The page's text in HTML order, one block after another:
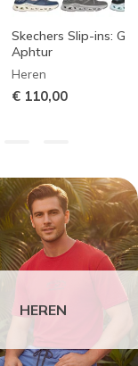
Skechers Slip-ins:
Aphtur
Heren
€ 110,00
HEREN